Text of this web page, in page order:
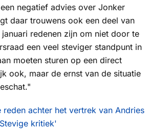
negatief advies over Jonker
daar trouwens ook een deel van
redenen zijn om niet door te
een veel steviger standpunt in
moeten sturen op een direct
ook, maar de ernst van de situatie
reden achter het vertrek van Andries
kritiek'